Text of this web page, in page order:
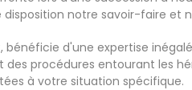
notre savoir-faire et
d'une expertise
des procédures entourant les
à votre situation spécifique.